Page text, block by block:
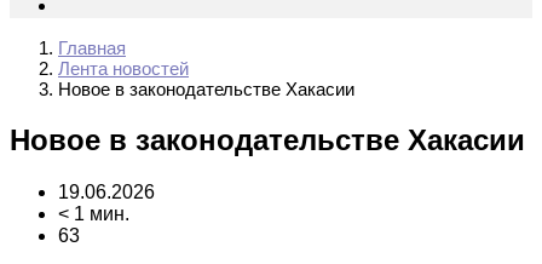
Главная
Лента новостей
Новое в законодательстве Хакасии
Новое в законодательстве Хакасии
19.06.2026
< 1 мин.
63